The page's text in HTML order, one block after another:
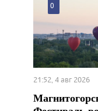
0
21:52, 4 авг 2026